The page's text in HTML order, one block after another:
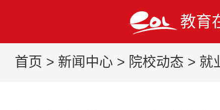
教育
首页 > 新闻中心 > 院校动态 > 就